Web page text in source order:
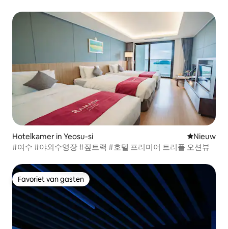
balkons # Centrum
Hotelkamer in Yeosu-si Nieuwe
Nieuw
#여수 #야외수영장 #짚트랙 #호텔 프리미어 트리플 오션뷰
Favoriet van gasten
Favoriet van gasten